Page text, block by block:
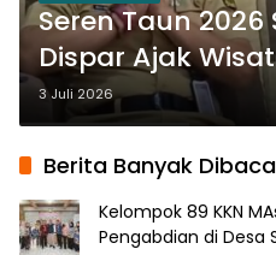
Seren Taun 2026
Dispar Ajak
Tradisi Adat yang
Kebanggaan
3 Juli 2026
Berita Banyak
Kelompok 89 KKN
Pengabdian di Desa